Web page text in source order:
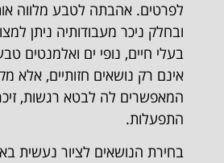
לפרטים. אהבתה לטבע מלווה
ובחלק ניכר מעבודותיה ניתן
בעלי חיים, נופי ים ואלמנטים
אינם רק נושאים חזותיים, אלא
המאפשרים לה לבטא רגשות,
התפעלות.
בחירת הנושאים לציור נעשית